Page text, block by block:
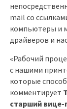
mail со
компьютеры и
драйверов и
«Рабочий
с нашими
которые
комментирует
старший